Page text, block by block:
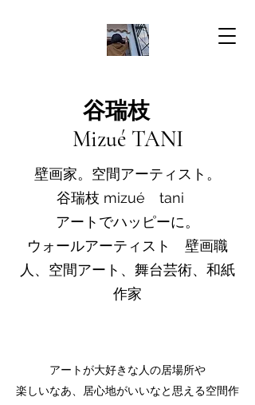
​壁画家。空間アーティスト。
谷瑞枝 mizué tani
アートでハッピーに。
ウォールアーティスト 壁画職
人、空間アート、舞台芸術、和紙
作家
アートが大好きな人の居場所や
楽しいなあ、居心地がいいなと思える空間作
谷瑞枝
Mizué TANI